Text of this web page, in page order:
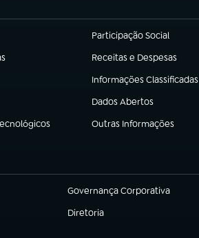
Participação Social
(abre em nova aba)
Receitas e Despesas
(abre em nova aba)
Informações Classificadas
(abre em nova aba)
Dados Abertos
(abre em nova aba)
Outras Informações
(abre em nova aba)
Governança Corporativa
(abre em nova aba)
Diretoria
(abre em nova aba)